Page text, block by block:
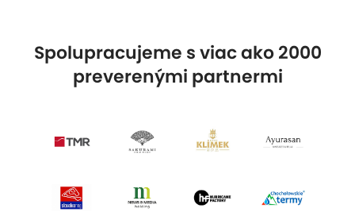
Spolupracujeme s viac ako 2000
preverenými partnermi